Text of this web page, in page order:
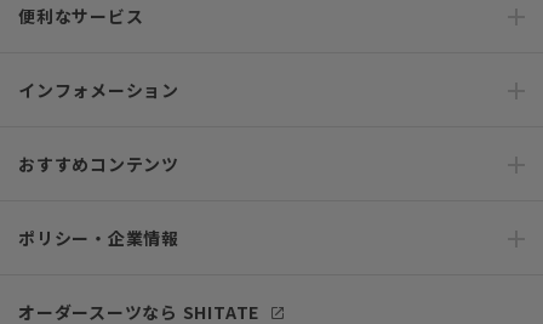
便利なサービス
インフォメーション
おすすめコンテンツ
ポリシー・企業情報
オーダースーツなら SHITATE